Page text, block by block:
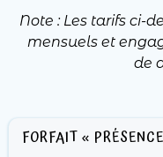
Note : Les tarifs ci-
mensuels et e
de
FORFAIT «